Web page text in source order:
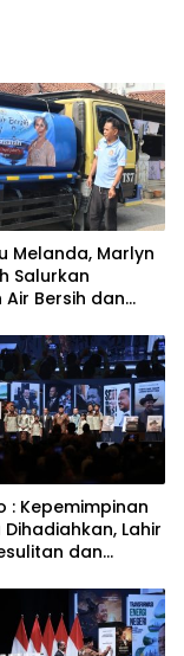
Melanda, Marlyn
Salurkan
Air Bersih dan
Madang
: Kepemimpinan
Dihadiahkan, Lahir
dan